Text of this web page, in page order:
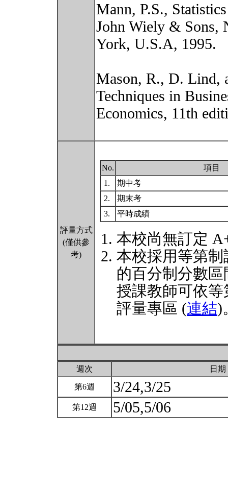
Mann, P.S.,
John Wiely & Sons,
York, U.S.A, 1995.
Mason, R., D. Lind,
Techniques in
Economics, 11th
評量方式
(僅供參
考)
No.
項目
1.
期中考
2.
期末考
3.
平時成績
本校尚無訂定
本校採用等第
的百分制分數
授課教師可依
評量專區 (連結)
週次 日期
第6週 3/24,3/25
第12週 5/05,5/06